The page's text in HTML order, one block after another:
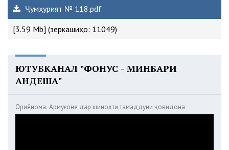
Ҷумҳурият № 118.pdf
[3.59 Mb] (зеркашиҳо: 11049)
ЮТУБКАНАЛ "ФОНУС - МИНБАРИ
АНДЕША"
Ориёнома. Армуғоне дар шинохти тамаддуни ҷовидона